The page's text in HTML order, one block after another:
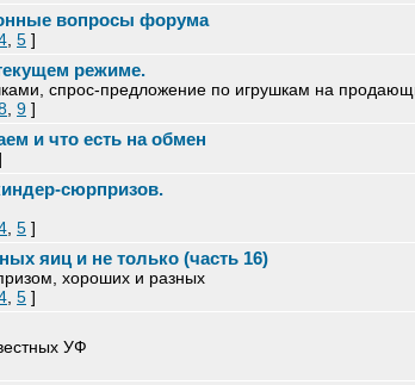
вопросы форума
5 ]
режиме.
спрос-предложение по игрушкам на
9 ]
и что есть на обмен
сюрпризов.
5 ]
яиц и не только (часть 16)
хороших и разных
5 ]
УФ